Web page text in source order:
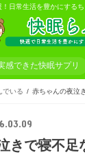
日常生活を豊かにする
感できた快眠サプリ
でいる 赤ちゃんの夜泣
きで寝不足